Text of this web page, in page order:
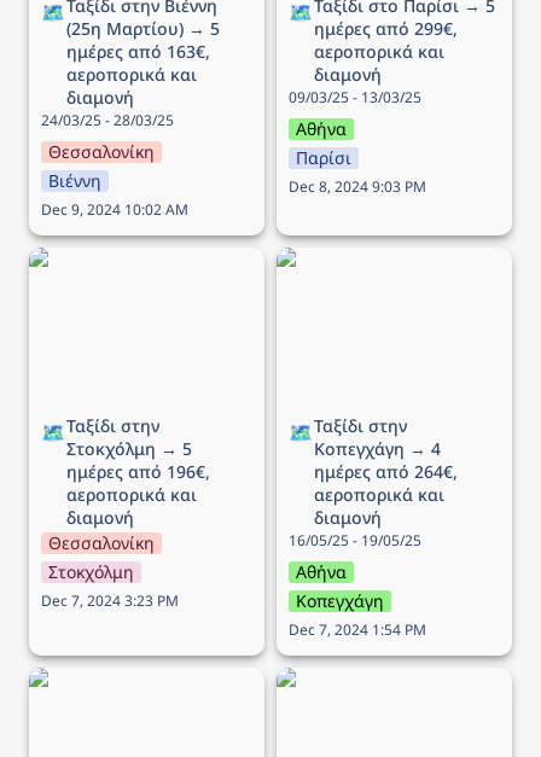
🗺️Ταξίδι στην Βιέννη
(25η Μαρτίου) → 5
ημέρες από 163€,
αεροπορικά και
διαμονή
24/03/25 - 28/03/25
Θεσσαλονίκη
Βιέννη
Dec 9, 2024 10:02 AM
🗺️Ταξίδι στο Παρίσι → 5
ημέρες από 299€,
αεροπορικά και
διαμονή
09/03/25 - 13/03/25
Αθήνα
Παρίσι
Dec 8, 2024 9:03 PM
Ταξίδι στην Στοκχόλμη →
🗺️Ταξίδι στην
Στοκχόλμη → 5
ημέρες από 196€,
αεροπορικά και
διαμονή
Θεσσαλονίκη
Στοκχόλμη
Dec 7, 2024 3:23 PM
Ταξίδι στην Κοπεγχάγη →
🗺️Ταξίδι στην
Κοπεγχάγη → 4
ημέρες από 264€,
αεροπορικά και
διαμονή
16/05/25 - 19/05/25
Αθήνα
Κοπεγχάγη
Dec 7, 2024 1:54 PM
Ταξίδι στo Ίνσμπρουκ →
Ταξίδι στο Δουβλίνο → 5